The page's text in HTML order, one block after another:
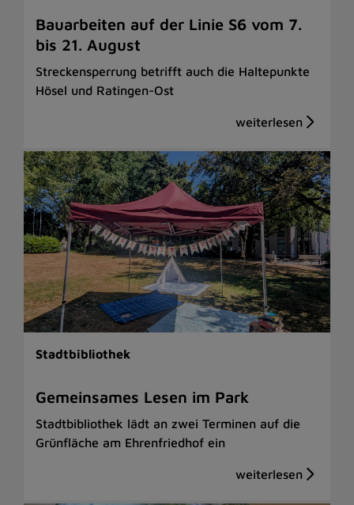
Bauarbeiten auf der Linie S6 vom 7.
bis 21. August
Streckensperrung betrifft auch die Haltepunkte
Hösel und Ratingen-Ost
Stadtbibliothek
Gemeinsames Lesen im Park
Stadtbibliothek lädt an zwei Terminen auf die
Grünfläche am Ehrenfriedhof ein